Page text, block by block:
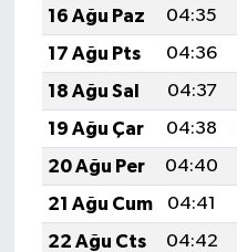
16 Ağu Paz
04:35
17 Ağu Pts
04:36
18 Ağu Sal
04:37
19 Ağu Çar
04:38
20 Ağu Per
04:40
21 Ağu Cum
04:41
22 Ağu Cts
04:42